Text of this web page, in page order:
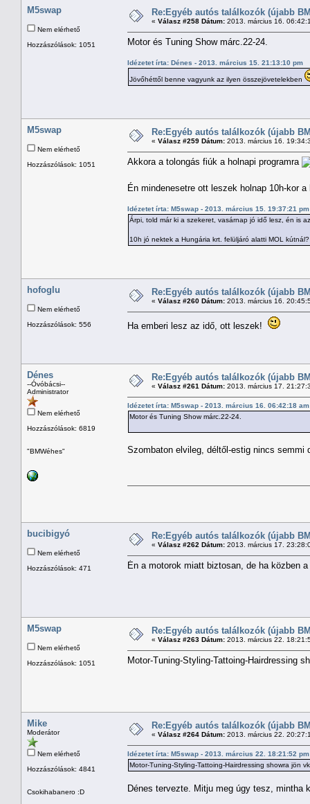
M5swap
Nem elérhető
Hozzászólások: 1051
Re:Egyéb autós találkozók (újabb
« Válasz #258 Dátum: 2013. március 16.
Motor és Tuning Show márc.22-24.
Idézetet írta: Dénes - 2013. március 15. 21:13:10 pm
Jövőhéttől benne vagyunk az ilyen összejövetelekben
M5swap
Nem elérhető
Hozzászólások: 1051
Re:Egyéb autós találkozók (újabb
« Válasz #259 Dátum: 2013. március 16.
Akkora a tolongás fiúk a holnapi programra
Én mindenesetre ott leszek holnap 10h-kor
Idézetet írta: M5swap - 2013. március 15. 19:37:21 pm
Árpi, told már ki a szekeret, vasárnap jó idő lesz, én is
10h jó nektek a Hungária krt. felüljáró alatti MOL kútnál?
hofoglu
Nem elérhető
Hozzászólások: 556
Re:Egyéb autós találkozók (újabb
« Válasz #260 Dátum: 2013. március 16.
Ha emberi lesz az idő, ott leszek!
Dénes
--Óvóbácsi--
Administrator
Nem elérhető
Hozzászólások: 6819
"BMWéhes"
Re:Egyéb autós találkozók (újabb
« Válasz #261 Dátum: 2013. március 17.
Idézetet írta: M5swap - 2013. március 16. 06:42:18 am
Motor és Tuning Show márc.22-24.
Szombaton elvileg, déltől-estig nincs
bucibigyó
Nem elérhető
Hozzászólások: 471
Re:Egyéb autós találkozók (újabb
« Válasz #262 Dátum: 2013. március 17.
Én a motorok miatt biztosan, de ha közben
M5swap
Nem elérhető
Hozzászólások: 1051
Re:Egyéb autós találkozók (újabb
« Válasz #263 Dátum: 2013. március 22.
Motor-Tuning-Styling-Tattoing-Hairdressing
Mike
Moderátor
Nem elérhető
Hozzászólások: 4841
Csokihabanero :D
Re:Egyéb autós találkozók (újabb
« Válasz #264 Dátum: 2013. március 22.
Idézetet írta: M5swap - 2013. március 22. 18:21:52 pm
Motor-Tuning-Styling-Tattoing-Hairdressing showra jön
Dénes tervezte. Mitju meg úgy tesz,